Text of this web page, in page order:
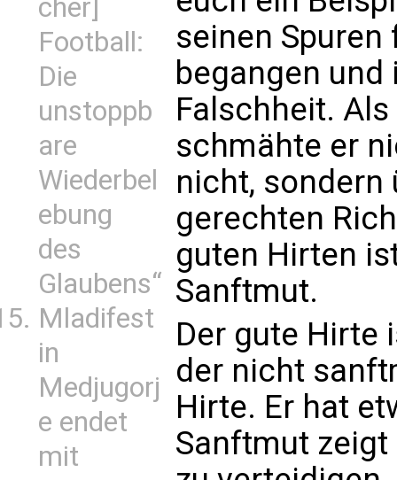
cher]
Football:
Die
unstoppb
are
Wiederbel
ebung
des
Glaubens“
Mladifest
in
Medjugorj
e endet
mit
seinen Spuren
begangen
Falschheit.
schmähte er
nicht, sondern
gerechten
guten Hirten
Sanftmut.
Der gute Hirte
der nicht
Hirte. Er hat
Sanftmut